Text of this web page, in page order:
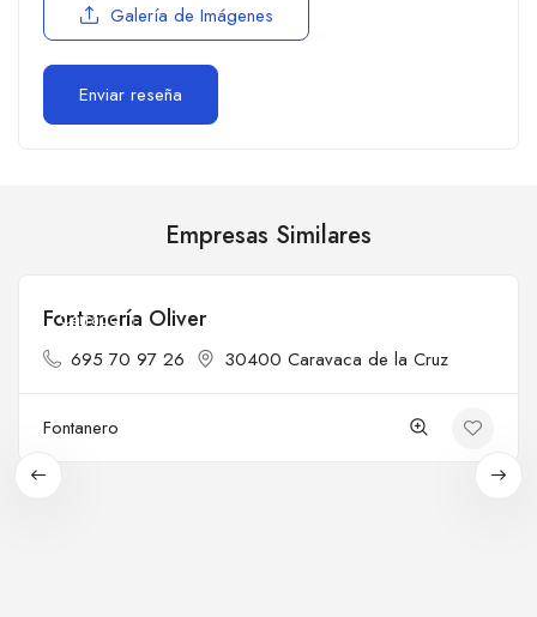
Galería de Imágenes
Empresas Similares
Cerrado
Fontanería Oliver
695 70 97 26 30400 Caravaca de la Cruz
Fontanero